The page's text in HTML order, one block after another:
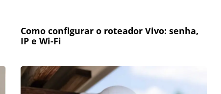
Como configurar o roteador Vivo: senha,
IP e Wi-Fi